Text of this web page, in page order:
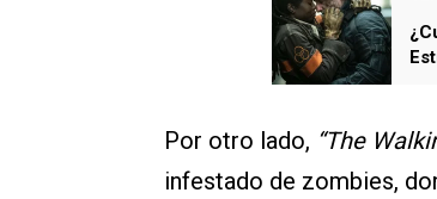
Por otro lado, “The
infestado de zombies,